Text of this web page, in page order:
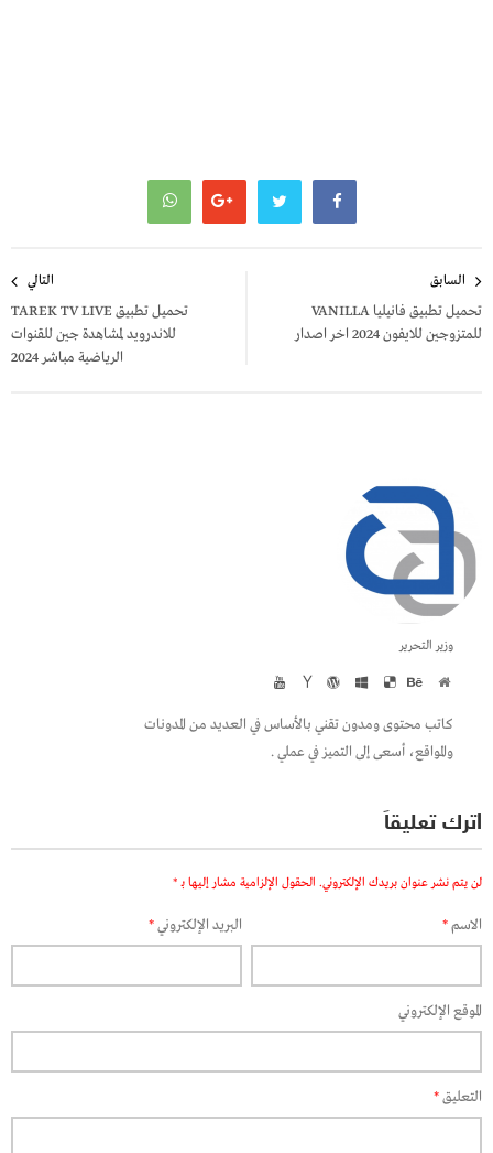
المقالات
السابق
تحميل تطبيق فانيليا VANILLA
للمتزوجين للايفون 2024 اخر اصدار
التالي
تحميل تطبيق TAREK TV LIVE
للاندرويد لمشاهدة جين للقنوات
الرياضية مباشر 2024
وزير التحرير
كاتب محتوى ومدون تقني بالأساس في العديد من المدونات
والمواقع، أسعى إلى التميز في عملي .
اترك تعليقاً
لن يتم نشر عنوان بريدك الإلكتروني. الحقول الإلزامية مشار إليها بـ *
الاسم* البريد الإلكتروني*
الموقع الإلكتروني
التعليق*